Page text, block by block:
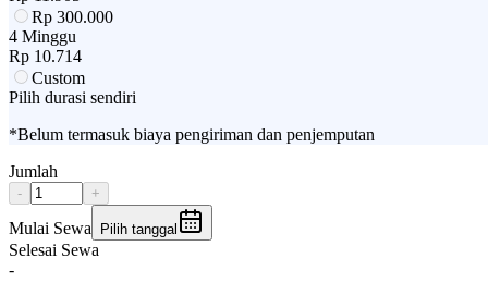
Rp 300.000
4 Minggu
Rp 10.714
Custom
Pilih durasi sendiri
*Belum termasuk biaya pengiriman dan penjemputan
Jumlah
- +
Mulai Sewa Pilih tanggal
Selesai Sewa
-